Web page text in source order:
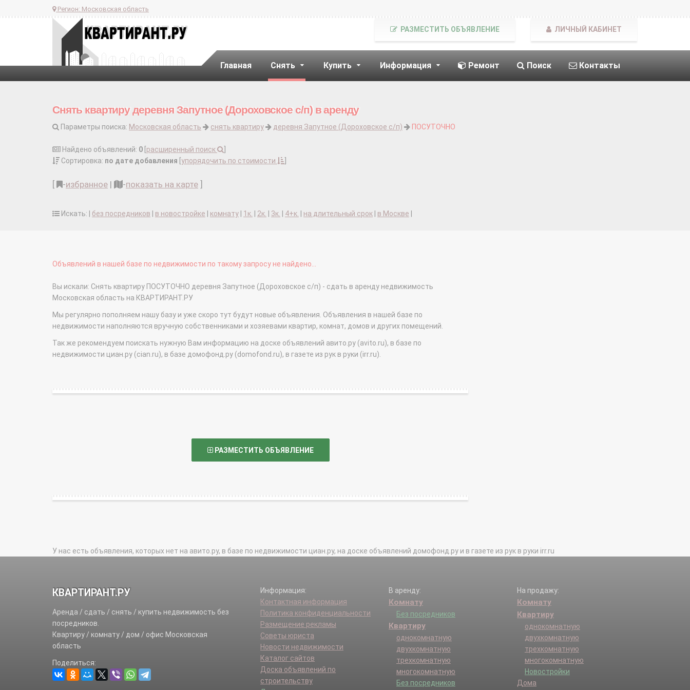
Регион: Московская область
Главная Снять Купить Информация Ремонт Поиск Контакты
РАЗМЕСТИТЬ ОБЪЯВЛЕНИЕ ЛИЧНЫЙ КАБИНЕТ
Снять квартиру деревня Запутное (Дороховское с/п) в аренду
Параметры поиска: Московская область снять квартиру деревня Запутное (Дороховское с/п) ПОСУТОЧНО
Найдено объявлений: 0 расширенный поиск
Сортировка: по дате добавления упорядочить по стоимости
-избранное | -показать на карте
Искать: | без посредников в новостройке комнату 1к. 2к. 3к. 4+к. на длительный срок в Москве
Объявлений в нашей базе по недвижимости по такому запросу не найдено...
Вы искали: Снять квартиру ПОСУТОЧНО деревня Запутное (Дороховское с/п) - сдать в аренду недвижимость
Московская область на КВАРТИРАНТ.РУ
Мы регулярно пополняем нашу базу и уже скоро тут будут новые объявления. Объявления в нашей базе по
недвижимости наполняются вручную собственниками и хозяевами квартир, комнат, домов и других помещений.
Так же рекомендуем поискать нужную Вам информацию на доске объявлений авито.ру (avito.ru), в базе по
недвижимости циан.ру (cian.ru), в базе домофонд.ру (domofond.ru), в газете из рук в руки (irr.ru).
РАЗМЕСТИТЬ ОБЪЯВЛЕНИЕ
У нас есть объявления, которых нет на авито.ру, в базе по недвижимости циан.ру, на доске объявлений домофонд.ру и в газете из рук в руки irr.ru
КВАРТИРАНТ.РУ
Аренда / сдать / снять / купить недвижимость без
посредников.
Квартиру / комнату / дом / офис Московская
область
Поделиться:
Информация:
Контактная информация
Политика конфиденциальности
Размещение рекламы
Советы юриста
Новости недвижимости
Каталог сайтов
Доска объявлений по
строительству
В аренду:
Комнату
Без посредников
Квартиру
однокомнатную
двухкомнатную
трехкомнатную
многокомнатную
Без посредников
На продажу:
Комнату
Квартиру
однокомнатную
двухкомнатную
трехкомнатную
многокомнатную
Новостройки
Дома